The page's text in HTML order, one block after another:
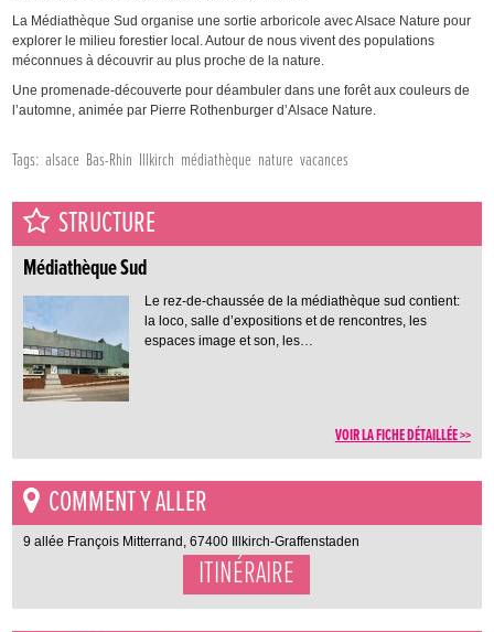
La Médiathèque Sud organise une sortie arboricole avec Alsace Nature pour
explorer le milieu forestier local. Autour de nous vivent des populations
méconnues à découvrir au plus proche de la nature.
Une promenade-découverte pour déambuler dans une forêt aux couleurs de
l’automne, animée par Pierre Rothenburger d’Alsace Nature.
Tags: alsace Bas-Rhin Illkirch médiathèque nature vacances
STRUCTURE
Médiathèque Sud
Le rez-de-chaussée de la médiathèque sud contient:
la loco, salle d’expositions et de rencontres, les
espaces image et son, les…
VOIR LA FICHE DÉTAILLÉE >>
COMMENT Y ALLER
9 allée François Mitterrand, 67400 Illkirch-Graffenstaden
ITINÉRAIRE